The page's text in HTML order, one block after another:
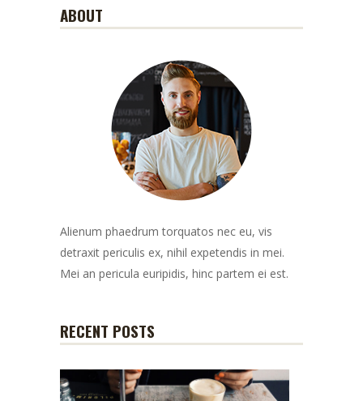
ABOUT
Alienum phaedrum torquatos nec eu, vis
detraxit periculis ex, nihil expetendis in mei.
Mei an pericula euripidis, hinc partem ei est.
RECENT POSTS